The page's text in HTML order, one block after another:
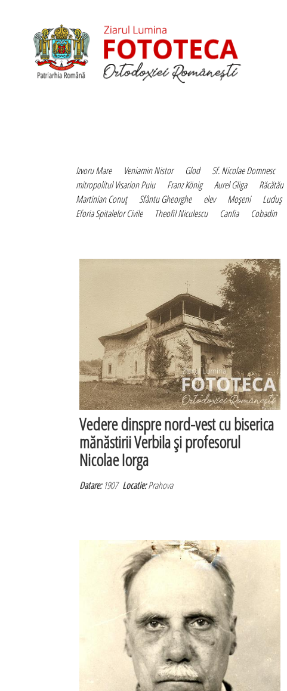
Izvoru Mare Veniamin Nistor Glod Sf. Nicolae Domnesc
mitropolitul Visarion Puiu
Franz König Aurel Gliga Răcătău
Martinian Conuţ
Sfântu Gheorghe elev Moşeni Luduş
Eforia Spitalelor Civile
Theofil Niculescu Canlia Cobadin
Vedere dinspre nord-vest cu biserica
mănăstirii Verbila şi profesorul
Nicolae Iorga
Datare:1907Locatie:Prahova